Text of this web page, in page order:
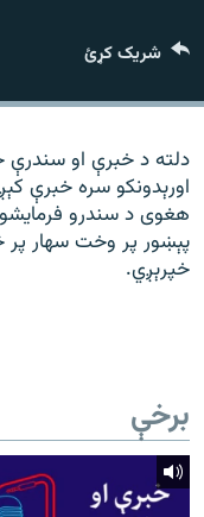
موږ وڅارئ
د ازادې اروپا راډیو
شریک کړئ
دلته د خبرې او سندرې
اورېدونکو سره خبرې
هغوی د سندرو
پېښور پر وخت سهار پر
خپرېږي.
برخې